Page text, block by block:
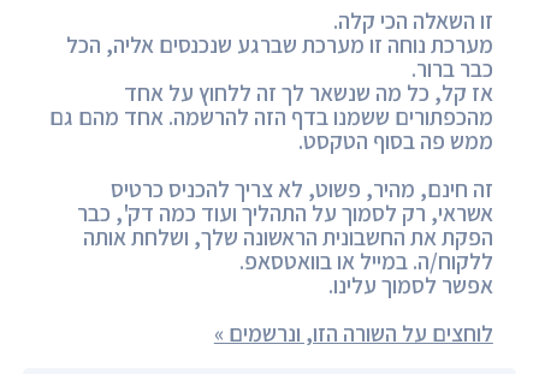
זו השאלה הכי קלה.
מערכת נוחה זו מערכת שברגע שנכנסים אליה, הכל
כבר ברור.
אז קל, כל מה שנשאר לך זה ללחוץ על אחד
מהכפתורים ששמנו בדף הזה להרשמה. אחד מהם גם
ממש פה בסוף הטקסט.
זה חינם, מהיר, פשוט, לא צריך להכניס כרטיס
אשראי, רק לסמוך על התהליך ועוד כמה דק', כבר
הפקת את החשבונית הראשונה שלך, ושלחת אותה
ללקוח/ה. במייל או בוואטסאפ.
אפשר לסמוך עלינו.
לוחצים על השורה הזו, ונרשמים »